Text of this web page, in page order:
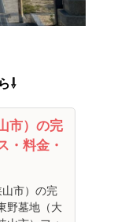
⇩
市）の完
・料金・
市）の完
野墓地（大